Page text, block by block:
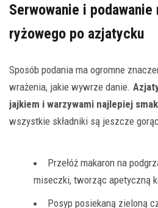
Serwowanie i podawanie
ryżowego po azjatycku
Sposób podania ma ogromne
wrażenia, jakie wywrze danie.
jajkiem i warzywami najlepiej
wszystkie składniki są jeszcze
Przełóż makaron na
miseczki, tworząc apetyczną
Posyp posiekaną zieloną